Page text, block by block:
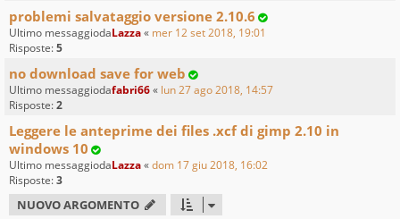
problemi salvataggio versione 2.10.6
Ultimo messaggiodaLazza« mer 12 set 2018, 19:01
Risposte:5
no download save for web
Ultimo messaggiodafabri66« lun 27 ago 2018, 14:57
Risposte:2
Leggere le anteprime dei files .xcf di gimp 2.10 in
windows 10
Ultimo messaggiodaLazza«dom 17 giu 2018, 16:02
Risposte:3
NUOVO ARGOMENTO